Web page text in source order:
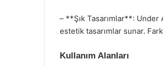
– **Şık Tasarımlar**:
estetik tasarımlar sunar.
Kullanım Alanları